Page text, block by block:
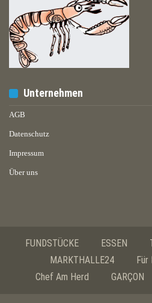
Unternehmen
AGB
Datenschutz
Impressum
Über uns
FUNDSTÜCKE ESSEN
MARKTHALLE24
Für
Chef Am Herd
GARÇON